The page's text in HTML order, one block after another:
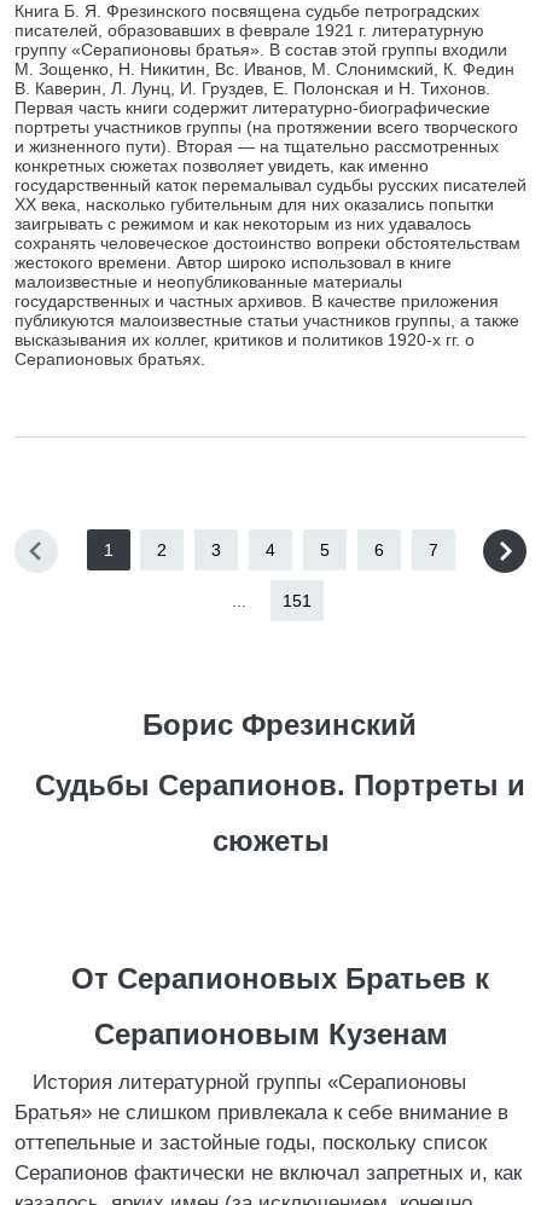
Книга Б. Я. Фрезинского посвящена судьбе петроградских
писателей, образовавших в феврале 1921 г. литературную
группу «Серапионовы братья». В состав этой группы входили
М. Зощенко, Н. Никитин, Вс. Иванов, М. Слонимский, К. Федин
В. Каверин, Л. Лунц, И. Груздев, Е. Полонская и Н. Тихонов.
Первая часть книги содержит литературно-биографические
портреты участников группы (на протяжении всего творческого
и жизненного пути). Вторая — на тщательно рассмотренных
конкретных сюжетах позволяет увидеть, как именно
государственный каток перемалывал судьбы русских писателей
XX века, насколько губительным для них оказались попытки
заигрывать с режимом и как некоторым из них удавалось
сохранять человеческое достоинство вопреки обстоятельствам
жестокого времени. Автор широко использовал в книге
малоизвестные и неопубликованные материалы
государственных и частных архивов. В качестве приложения
публикуются малоизвестные статьи участников группы, а также
высказывания их коллег, критиков и политиков 1920-х гг. о
Серапионовых братьях.
1 2 3 4 5 6 7
151
Борис Фрезинский
Судьбы Серапионов. Портреты и
сюжеты
От Серапионовых Братьев к
Серапионовым Кузенам
История литературной группы «Серапионовы
Братья» не слишком привлекала к себе внимание в
оттепельные и застойные годы, поскольку список
Серапионов фактически не включал запретных и, как